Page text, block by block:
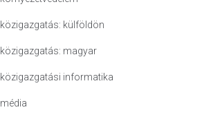
közigazgatás: külföldön
közigazgatás: magyar
közigazgatási informatika
média